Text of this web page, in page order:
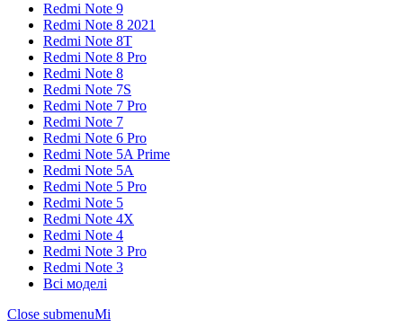
Redmi Note 9
Redmi Note 8 2021
Redmi Note 8T
Redmi Note 8 Pro
Redmi Note 8
Redmi Note 7S
Redmi Note 7 Pro
Redmi Note 7
Redmi Note 6 Pro
Redmi Note 5A Prime
Redmi Note 5A
Redmi Note 5 Pro
Redmi Note 5
Redmi Note 4X
Redmi Note 4
Redmi Note 3 Pro
Redmi Note 3
Всі моделі
Close submenuMi